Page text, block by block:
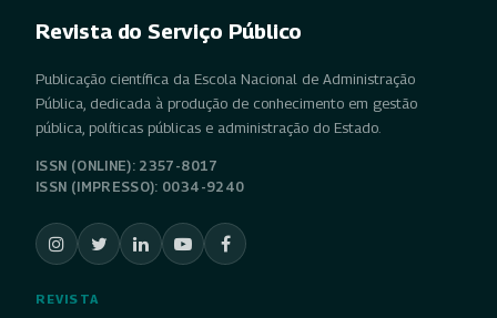
Revista do Serviço Público
Publicação científica da Escola Nacional de Administração
Pública, dedicada à produção de conhecimento em gestão
pública, políticas públicas e administração do Estado.
ISSN (ONLINE): 2357-8017
ISSN (IMPRESSO): 0034-9240
REVISTA